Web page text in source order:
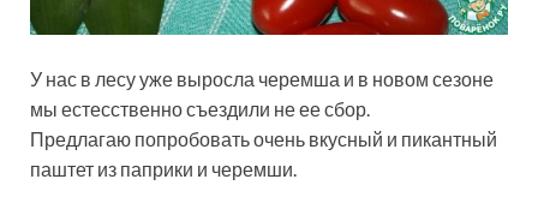
У нас в лесу уже выросла черемша и в новом сезоне
мы естесственно съездили не ее сбор.
Предлагаю попробовать очень вкусный и пикантный
паштет из паприки и черемши.